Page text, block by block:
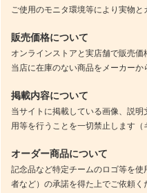
ご使用のモニタ環境等により実物
販売価格について
オンラインストアと実店舗で販売価
当店に在庫のない商品をメーカーか
掲載内容について
当サイトに掲載している画像、説
用等を行うことを一切禁止します（
オーダー商品について
記念品など特定チームのロゴ等を
者など）の承諾を得た上でご依頼